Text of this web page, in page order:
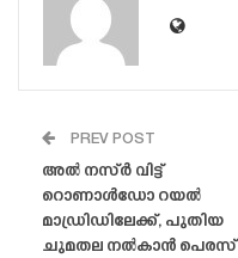
PREV POST
അൽ നസ്ർ വിട്ട്
റൊണാൾഡോ റയൽ
മാഡ്രിഡിലേക്ക്, പുതിയ
ചുമതല നൽകാൻ പെരസ്